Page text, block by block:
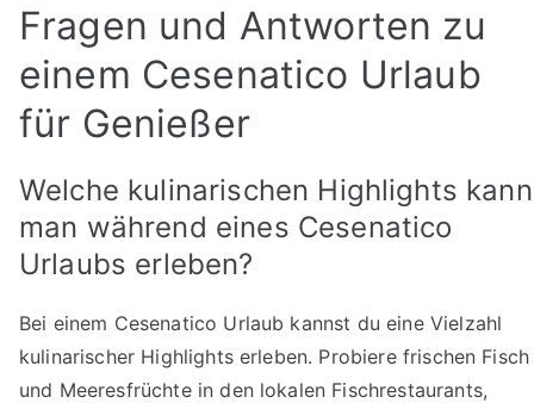
Fragen und Antworten zu
einem Cesenatico Urlaub
für Genießer
Welche kulinarischen Highlights kann
man während eines Cesenatico
Urlaubs erleben?
Bei einem Cesenatico Urlaub kannst du eine Vielzahl
kulinarischer Highlights erleben. Probiere frischen Fisch
und Meeresfrüchte in den lokalen Fischrestaurants,